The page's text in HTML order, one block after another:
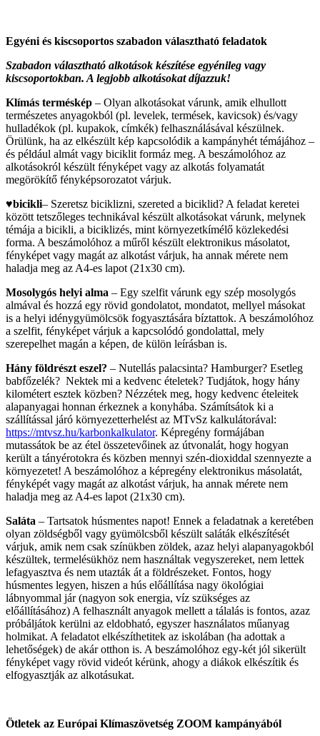
Egyéni és kiscsoportos szabadon választható feladatok
Szabadon választható alkotások készítése egyénileg vagy
kiscsoportokban. A legjobb alkotásokat díjazzuk!
Klímás terméskép – Olyan alkotásokat várunk, amik elhullott
természetes anyagokból (pl. levelek, termések, kavicsok) és/vagy
hulladékok (pl. kupakok, címkék) felhasználásával készülnek.
Örülünk, ha az elkészült kép kapcsolódik a kampányhét témájához –
és például almát vagy biciklit formáz meg. A beszámolóhoz az
alkotásokról készült fényképet vagy az alkotás folyamatát
megörökítő fényképsorozatot várjuk.
♥bicikli– Szeretsz biciklizni, szereted a biciklid? A feladat keretei
között tetszőleges technikával készült alkotásokat várunk, melynek
témája a bicikli, a biciklizés, mint környezetkímélő közlekedési
forma. A beszámolóhoz a műről készült elektronikus másolatot,
fényképet vagy magát az alkotást várjuk, ha annak mérete nem
haladja meg az A4-es lapot (21x30 cm).
Mosolygós helyi alma – Egy szelfit várunk egy szép mosolygós
almával és hozzá egy rövid gondolatot, mondatot, mellyel másokat
is a helyi idénygyümölcsök fogyasztására bíztattok. A beszámolóhoz
a szelfit, fényképet várjuk a kapcsolódó gondolattal, mely
szerepelhet magán a képen, de külön leírásban is.
Hány földrészt eszel? – Nutellás palacsinta? Hamburger? Esetleg
babfőzelék? Nektek mi a kedvenc ételetek? Tudjátok, hogy hány
kilométert esztek közben? Nézzétek meg, hogy kedvenc ételeitek
alapanyagai honnan érkeznek a konyhába. Számítsátok ki a
szállítással járó környezetterhelést az MTvSz kalkulátorával:
https://mtvsz.hu/karbonkalkulator. Képregény formájában
mutassátok be az étel összetevőinek az útvonalát, hogy hogyan
került a tányérotokra és közben mennyi szén-dioxiddal szennyezte a
környezetet! A beszámolóhoz a képregény elektronikus másolatát,
fényképét vagy magát az alkotást várjuk, ha annak mérete nem
haladja meg az A4-es lapot (21x30 cm).
Saláta – Tartsatok húsmentes napot! Ennek a feladatnak a keretében
olyan zöldségből vagy gyümölcsből készült saláták elkészítését
várjuk, amik nem csak színükben zöldek, azaz helyi alapanyagokból
készültek, termelésükhöz nem használtak vegyszereket, nem lettek
lefagyasztva és nem utazták át a földrészeket. Fontos, hogy
húsmentes legyen, hiszen a hús előállítása nagy ökológiai
lábnyommal jár (nagyon sok energia, víz szükséges az
előállításához) A felhasznált anyagok mellett a tálalás is fontos, azaz
próbáljátok kerülni az eldobható, egyszer használatos műanyag
holmikat. A feladatot elkészíthetitek az iskolában (ha adottak a
lehetőségek) de akár otthon is. A beszámolóhoz egy-két jól sikerült
fényképet vagy rövid videót kérünk, ahogy a diákok elkészítik és
elfogyasztják az alkotásukat.
Ötletek az Európai Klímaszövetség ZOOM kampányából